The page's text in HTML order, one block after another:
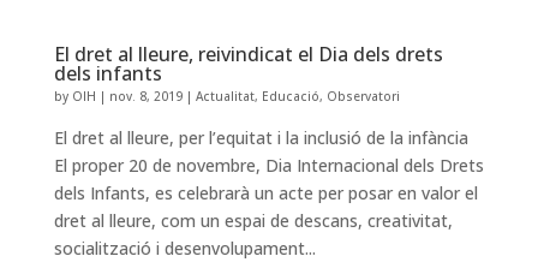
El dret al lleure, reivindicat el Dia dels drets
dels infants
by OIH | nov. 8, 2019| Actualitat, Educació, Observatori
El dret al lleure, per l’equitat i la inclusió de la infància
El proper 20 de novembre, Dia Internacional dels Drets
dels Infants, es celebrarà un acte per posar en valor el
dret al lleure, com un espai de descans, creativitat,
socialització i desenvolupament...